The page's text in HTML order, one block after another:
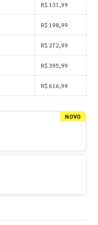
R$ 131,99
R$ 198,99
R$ 272,99
R$ 395,99
R$ 616,99
NOVO